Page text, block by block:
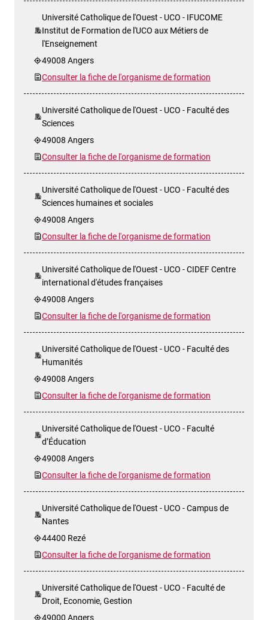
Université Catholique de l'Ouest - UCO - IFUCOME
Institut de Formation de l'UCO aux Métiers de
l'Enseignement
49008 Angers
Consulter la fiche de l'organisme de formation
Université Catholique de l'Ouest - UCO - Faculté des
Sciences
49008 Angers
Consulter la fiche de l'organisme de formation
Université Catholique de l'Ouest - UCO - Faculté des
Sciences humaines et sociales
49008 Angers
Consulter la fiche de l'organisme de formation
Université Catholique de l'Ouest - UCO - CIDEF Centre
international d'études françaises
49008 Angers
Consulter la fiche de l'organisme de formation
Université Catholique de l'Ouest - UCO - Faculté des
Humanités
49008 Angers
Consulter la fiche de l'organisme de formation
Université Catholique de l'Ouest - UCO - Faculté
d’Éducation
49008 Angers
Consulter la fiche de l'organisme de formation
Université Catholique de l'Ouest - UCO - Campus de
Nantes
44400 Rezé
Consulter la fiche de l'organisme de formation
Université Catholique de l'Ouest - UCO - Faculté de
Droit, Economie, Gestion
49000 Angers